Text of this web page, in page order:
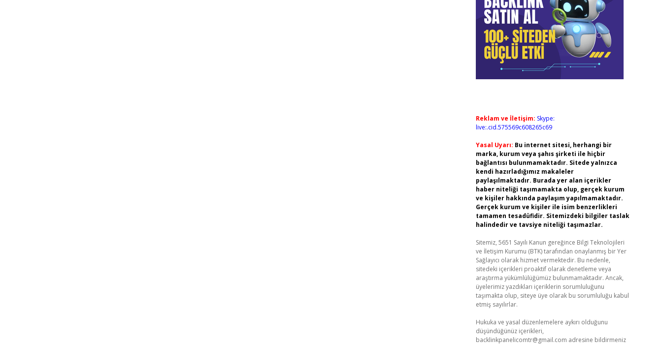
Reklam ve İletişim: Skype:
live:.cid.575569c608265c69
Yasal Uyarı: Bu internet sitesi, herhangi bir
marka, kurum veya şahıs şirketi ile hiçbir
bağlantısı bulunmamaktadır. Sitede yalnızca
kendi hazırladığımız makaleler
paylaşılmaktadır. Burada yer alan içerikler
haber niteliği taşımamakta olup, gerçek kurum
ve kişiler hakkında paylaşım yapılmamaktadır.
Gerçek kurum ve kişiler ile isim benzerlikleri
tamamen tesadüfidir. Sitemizdeki bilgiler taslak
halindedir ve tavsiye niteliği taşımazlar.
Sitemiz, 5651 Sayılı Kanun gereğince Bilgi Teknolojileri
ve İletişim Kurumu (BTK) tarafından onaylanmış bir Yer
Sağlayıcı olarak hizmet vermektedir. Bu nedenle,
sitedeki içerikleri proaktif olarak denetleme veya
araştırma yükümlülüğümüz bulunmamaktadır. Ancak,
üyelerimiz yazdıkları içeriklerin sorumluluğunu
taşımakta olup, siteye üye olarak bu sorumluluğu kabul
etmiş sayılırlar.
Hukuka ve yasal düzenlemelere aykırı olduğunu
düşündüğünüz içerikleri,
backlinkpanelicomtr@gmail.com adresine bildirmeniz